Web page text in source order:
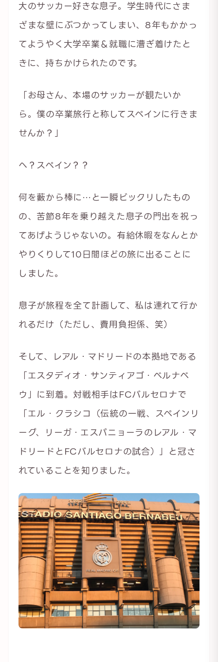
大のサッカー好きな息子。学生時代にさま
ざまな壁にぶつかってしまい、8年もかかっ
てようやく大学卒業＆就職に漕ぎ着けたと
きに、持ちかけられたのです。
「お母さん、本場のサッカーが観たいか
ら。僕の卒業旅行と称してスペインに行きま
せんか？」
へ？スペイン？？
何を藪から棒に…と一瞬ビックリしたもの
の、苦節8年を乗り越えた息子の門出を祝っ
てあげようじゃないの。有給休暇をなんとか
やりくりして10日間ほどの旅に出ることに
しました。
息子が旅程を全て計画して、私は連れて行か
れるだけ（ただし、費用負担係、笑）
そして、レアル・マドリードの本拠地である
「エスタディオ・サンティアゴ・ベルナベ
ウ」に到着。対戦相手はFCバルセロナで
「エル・クラシコ（伝統の一戦、スペインリ
ーグ、リーガ・エスパニョーラのレアル・マ
ドリードとFCバルセロナの試合）」と冠さ
れていることを知りました。